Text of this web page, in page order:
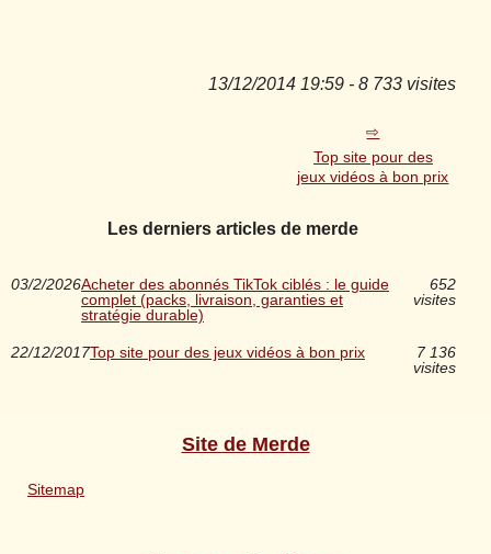
13/12/2014 19:59 - 8 733 visites
Top site pour des
jeux vidéos à bon prix
Les derniers articles de merde
03/2/2026Acheter des abonnés TikTok ciblés : le guide
complet (packs, livraison, garanties et
stratégie durable)
652
visites
22/12/2017Top site pour des jeux vidéos à bon prix
7 136
visites
Site de Merde
Sitemap